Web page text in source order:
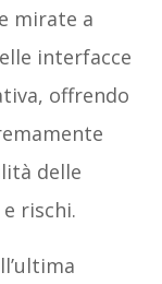
mirate a
interfacce
offrendo
delle
rischi.